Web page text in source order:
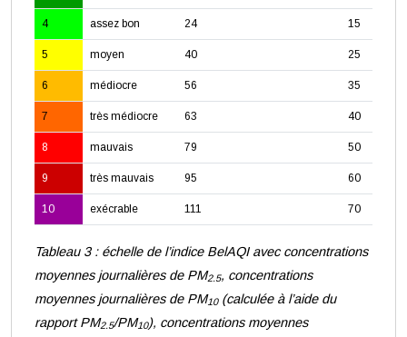
4 assez bon 24 15
5 moyen 40 25
6 médiocre 56 35
7 très médiocre 63 40
8 mauvais 79 50
9 très mauvais 95 60
10 exécrable 111 70
Tableau 3 : échelle de l’indice BelAQI avec concentrations
moyennes journalières de PM2.5, concentrations
moyennes journalières de PM10(calculée à l’aide du
rapport PM2.5/PM10), concentrations moyennes